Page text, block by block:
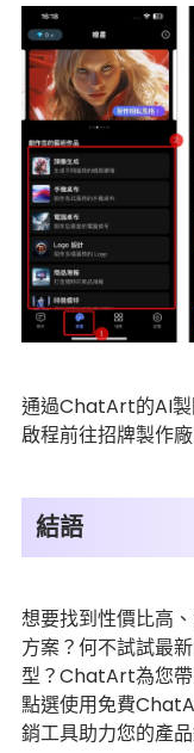
通過ChatArt的AI製
啟程前往招牌製作
結語
想要找到性價比高
方案？何不試試最
型？ChatArt為您帶
點選使用免費
銷工具助力您的產